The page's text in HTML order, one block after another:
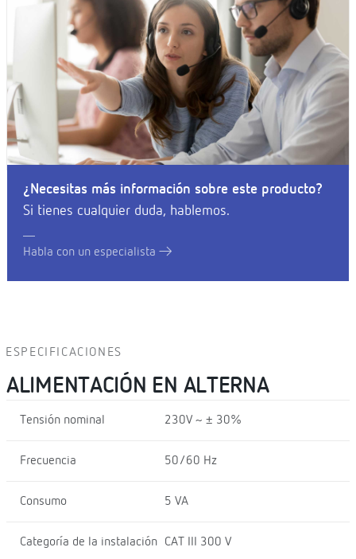
¿Necesitas más información sobre este producto?
Si tienes cualquier duda, hablemos.
Habla con un especialista
ESPECIFICACIONES
ALIMENTACIÓN EN ALTERNA
Tensión nominal 230V ~ ± 30%
Frecuencia 50/60 Hz
Consumo 5 VA
Categoría de la instalación CAT III 300 V